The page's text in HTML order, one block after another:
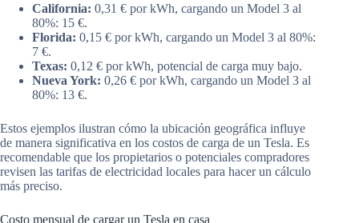
California: 0,31 € por kWh, cargando un Model 3 al
80%: 15 €.
Florida: 0,15 € por kWh, cargando un Model 3 al 80%:
7 €.
Texas: 0,12 € por kWh, potencial de carga muy bajo.
Nueva York: 0,26 € por kWh, cargando un Model 3 al
80%: 13 €.
Estos ejemplos ilustran cómo la ubicación geográfica influye
de manera significativa en los costos de carga de un Tesla. Es
recomendable que los propietarios o potenciales compradores
revisen las tarifas de electricidad locales para hacer un cálculo
más preciso.
Costo mensual de cargar un Tesla en casa